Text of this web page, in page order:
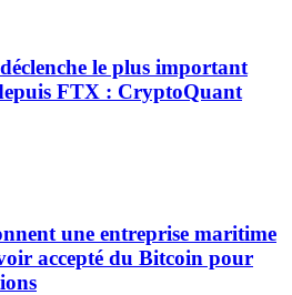
le plus important
FTX : CryptoQuant
une entreprise maritime
accepté du Bitcoin pour